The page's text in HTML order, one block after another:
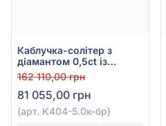
Каблучка-солітер з
діамантом 0,5ct із
червоного золота 585°,
арт. К404-5.0к-бр
162 110,00 грн
81 055,00 грн
(арт. К404-5.0к-бр)